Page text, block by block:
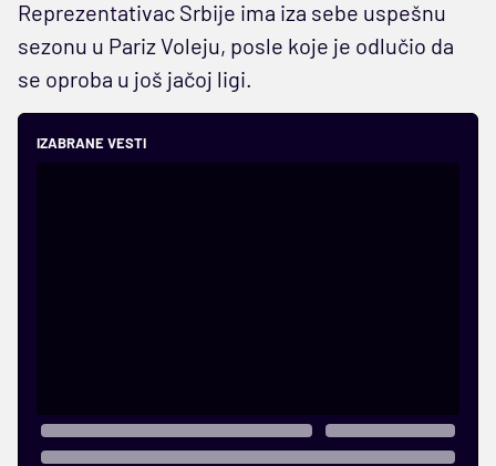
Reprezentativac Srbije ima iza sebe uspešnu
sezonu u Pariz Voleju, posle koje je odlučio da
se oproba u još jačoj ligi.
IZABRANE VESTI